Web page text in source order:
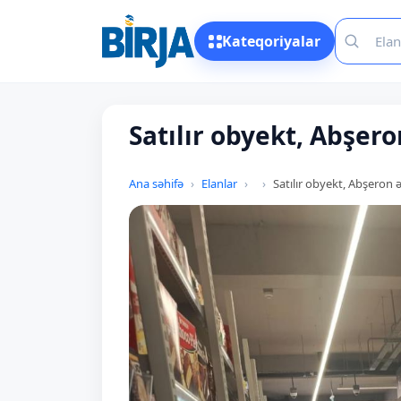
Kateqoriyalar
Satılır obyekt,
Ana səhifə Elanlar Satılır obyekt, Abşeron